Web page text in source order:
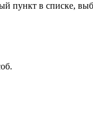
пункт в списке,